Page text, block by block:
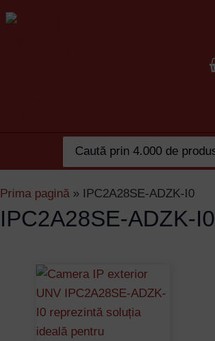
Skip
to
for:
Prima pagină» IPC2A28SE-ADZK-I0
IPC2A28SE-ADZK-I0